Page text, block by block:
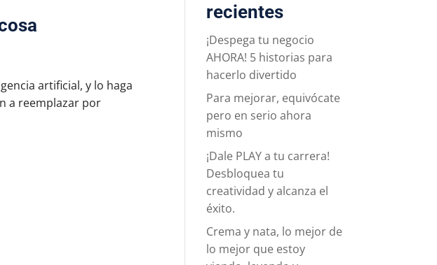
artificial, y lo haga
a reemplazar por
recientes
¡Despega tu negocio
AHORA! 5 historias para
hacerlo divertido
Para mejorar, equivócate
pero en serio ahora
mismo
¡Dale PLAY a tu carrera!
Desbloquea tu
creatividad y alcanza el
éxito.
Crema y nata, lo mejor de
lo mejor que estoy